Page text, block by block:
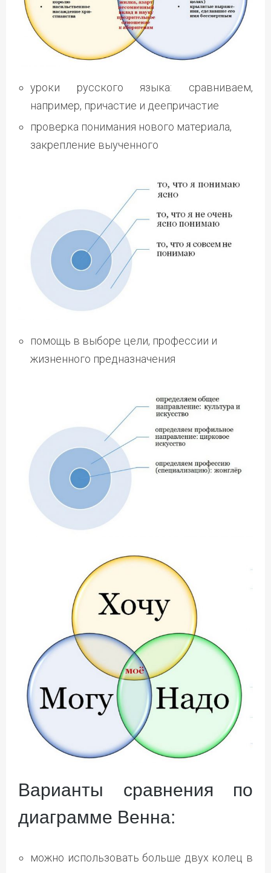
уроки русского языка: сравниваем,
например, причастие и деепричастие
проверка понимания нового материала,
закрепление выученного
помощь в выборе цели, профессии и
жизненного предназначения
Варианты сравнения по
диаграмме Венна:
можно использовать больше двух колец в